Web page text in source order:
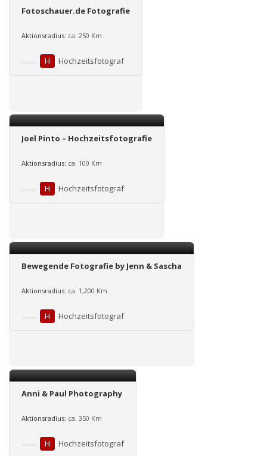
Fotoschauer.de Fotografie
Aktionsradius: ca. 250 Km
H Hochzeitsfotograf
Joel Pinto – Hochzeitsfotografie
Aktionsradius: ca. 100 Km
H Hochzeitsfotograf
Bewegende Fotografie by Jenn & Sascha
Aktionsradius: ca. 1,200 Km
H Hochzeitsfotograf
Anni & Paul Photography
Aktionsradius: ca. 350 Km
H Hochzeitsfotograf